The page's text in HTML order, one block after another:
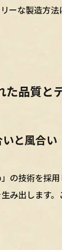
ーな製造方
た品質と
と風合い
の技術を採
み出します